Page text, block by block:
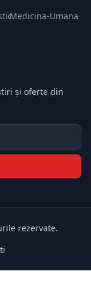
·Medicina-Umana
și oferte din
rezervate.